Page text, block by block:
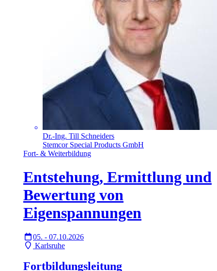
Dr.-Ing. Till Schneiders
Stemcor Special Products GmbH
Fort- & Weiterbildung
Entstehung, Ermittlung und
Bewertung von
Eigenspannungen
05. - 07.10.2026
Karlsruhe
Fortbildungsleitung